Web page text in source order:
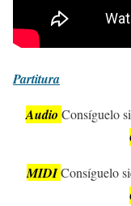
Partitura
Audio Consíguelo
MIDI Consíguelo